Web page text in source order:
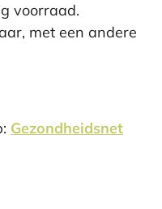
voorraad.
met een andere
Gezondheidsnet